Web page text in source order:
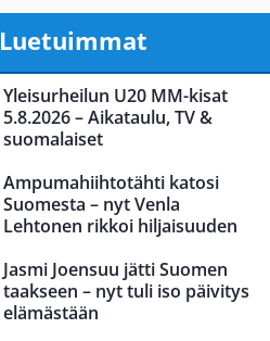
Luetuimmat
Yleisurheilun U20 MM-kisat
5.8.2026 – Aikataulu, TV &
suomalaiset
Ampumahiihtotähti katosi
Suomesta – nyt Venla
Lehtonen rikkoi hiljaisuuden
Jasmi Joensuu jätti Suomen
taakseen – nyt tuli iso päivitys
elämästään